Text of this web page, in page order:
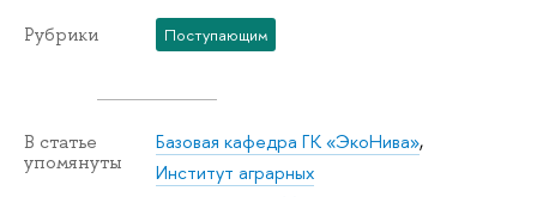
Рубрики Поступающим
В статье
упомянуты
Базовая кафедра ГК «ЭкоНива»,
Институт аграрных